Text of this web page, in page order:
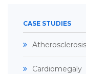
CASE STUDIES
Atherosclerosis
Cardiomegaly